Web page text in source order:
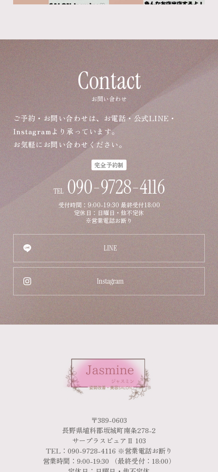
Contact
お問い合わせ
ご予約・お問い合わせは、お電話・公式LINE・
Instagramより承っています。
お気軽にお問い合わせください。
完全予約制
TEL090-9728-4116
受付時間：9:00-19:30 最終受付18:00
定休日：日曜日・他不定休
※営業電話お断り
LINE
Instagram
〒389-0603
長野県埴科郡坂城町南条278-2
サープラスピュアⅡ 103
TEL：090-9728-4116 ※営業電話お断り
営業時間：9:00-19:30 （最終受付：18:00）